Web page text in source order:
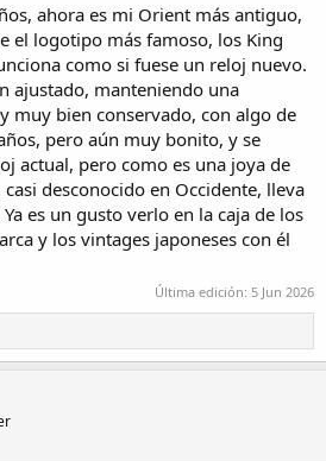
ahora es mi Orient más antiguo,
el logotipo más famoso, los King
como si fuese un reloj nuevo.
ajustado, manteniendo una
muy bien conservado, con algo de
pero aún muy bonito, y se
actual, pero como es una joya de
desconocido en Occidente, lleva
es un gusto verlo en la caja de los
y los vintages japoneses con él
Última edición: 5 Jun 2026